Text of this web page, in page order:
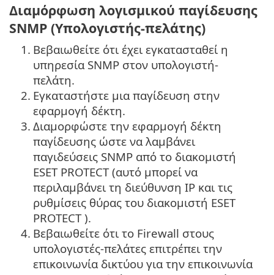
Διαμόρφωση λογισμικού παγίδευσης
SNMP (Υπολογιστής-πελάτης)
1. Βεβαιωθείτε ότι έχει εγκατασταθεί η
υπηρεσία SNMP στον υπολογιστή-
πελάτη.
2. Εγκαταστήστε μια παγίδευση στην
εφαρμογή δέκτη.
3. Διαμορφώστε την εφαρμογή δέκτη
παγίδευσης ώστε να λαμβάνει
παγιδεύσεις SNMP από το διακομιστή
ESET PROTECT (αυτό μπορεί να
περιλαμβάνει τη διεύθυνση IP και τις
ρυθμίσεις θύρας του διακομιστή ESET
PROTECT ).
4. Βεβαιωθείτε ότι το Firewall στους
υπολογιστές-πελάτες επιτρέπει την
επικοινωνία δικτύου για την επικοινωνία